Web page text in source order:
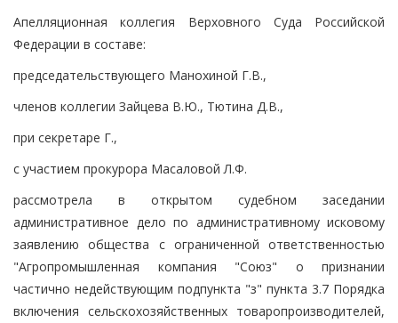
Апелляционная коллегия Верховного Суда Российской
Федерации в составе:
председательствующего Манохиной Г.В.,
членов коллегии Зайцева В.Ю., Тютина Д.В.,
при секретаре Г.,
с участием прокурора Масаловой Л.Ф.
рассмотрела в открытом судебном заседании
административное дело по административному исковому
заявлению общества с ограниченной ответственностью
"Агропромышленная компания "Союз" о признании
частично недействующим подпункта "з" пункта 3.7 Порядка
включения сельскохозяйственных товаропроизводителей,